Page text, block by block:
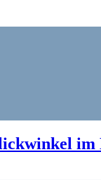
im